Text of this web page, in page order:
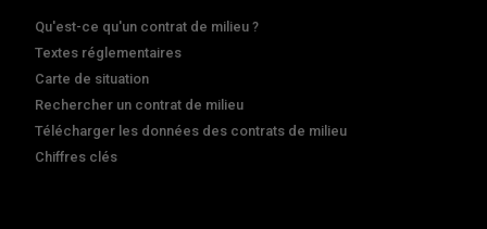
Qu'est-ce qu'un contrat de milieu ?
Textes réglementaires
Carte de situation
Rechercher un contrat de milieu
Télécharger les données des contrats de milieu
Chiffres clés